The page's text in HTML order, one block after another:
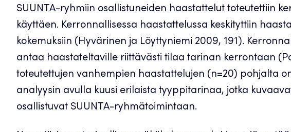
SUUNTA-ryhmiin osallistuneiden haastattelut toteutettiin
käyttäen. Kerronnallisessa haastattelussa keskityttiin
kokemuksiin (Hyvärinen ja Löyttyniemi 2009, 191).
antaa haastateltaville riittävästi tilaa tarinan kerrontaan
toteutettujen vanhempien haastattelujen (n=20) pohjalta
analyysin avulla kuusi erilaista tyyppitarinaa, jotka
osallistuvat SUUNTA-ryhmätoimintaan.